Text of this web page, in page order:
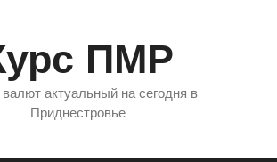
ПМР
актуальный на сегодня в
Приднестровье